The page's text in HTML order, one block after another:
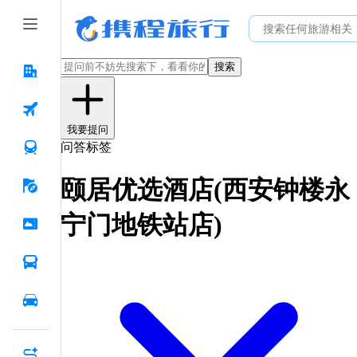
搜索
我要提问
问答标签
颐居优选酒店(西安钟楼永
宁门地铁站店)